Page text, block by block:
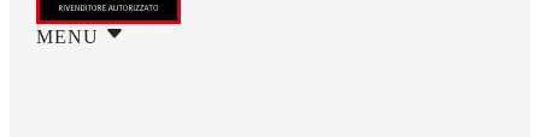
MENU